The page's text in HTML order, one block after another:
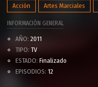
Acción Artes Marciales
INFORMACIÓN GENERAL
AÑO: 2011
TIPO: TV
ESTADO: Finalizado
EPISODIOS: 12